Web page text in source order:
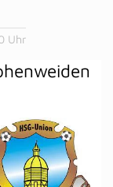
Uhr